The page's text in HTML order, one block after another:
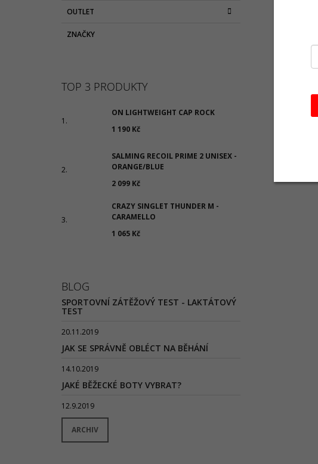
OUTLET
ZNAČKY
TOP 3 PRODUKTY
ON LIGHTWEIGHT CAP ROCK
1 190 Kč
SALMING RECOIL PRIME 2 UNISEX -
ORANGE/BLUE
2 099 Kč
CRAZY SINGLET THUNDER M -
CARAMELLO
1 065 Kč
BLOG
SPORTOVNÍ ZÁTĚŽOVÝ TEST - LAKTÁTOVÝ
TEST
20.11.2019
JAK SE SPRÁVNĚ OBLÉCT NA BĚHÁNÍ
14.10.2019
JAKÉ BĚŽECKÉ BOTY VYBRAT?
12.9.2019
ARCHIV